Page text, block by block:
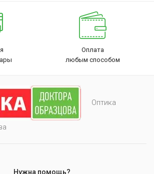
Оплата
любым способом
Оптика
Нужна помощь?